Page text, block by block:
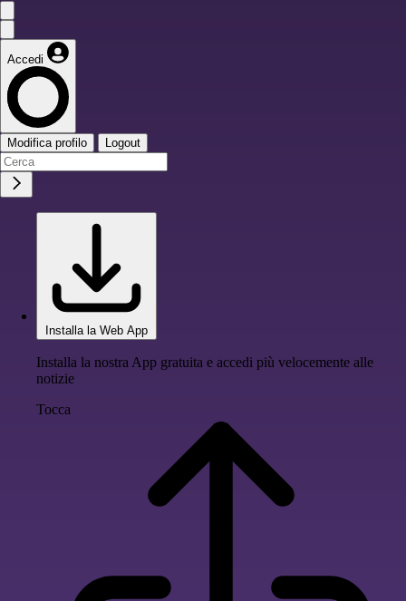
Accedi
Modifica profilo Logout
Installa la Web App
Installa la nostra App gratuita e accedi più velocemente alle
notizie
Tocca